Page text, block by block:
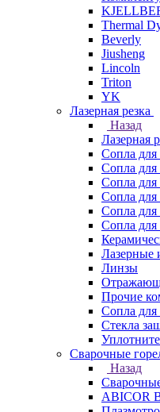
Thermal
Beverly
Jiusheng
Lincoln
Triton
YK
Лазерная резка
Назад
Лазерная
Сопла для
Сопла для
Сопла для
Сопла
Сопла
Сопла для
Лазерные
Линзы
Прочие
Сопла
Стекла
Сварочные
Назад
ABICOR